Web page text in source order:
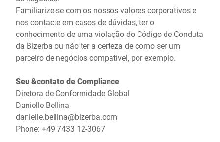
Familiarize-se com os nossos valores corporativos e
nos contacte em casos de dúvidas, ter o
conhecimento de uma violação do Código de Conduta
da Bizerba ou não ter a certeza de como ser um
parceiro de negócios compatível, por exemplo.
Seu &contato de Compliance
Diretora de Conformidade Global
Danielle Bellina
danielle.bellina@bizerba.com
Phone: +49 7433 12-3067